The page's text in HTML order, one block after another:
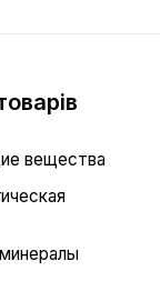
вещества